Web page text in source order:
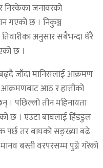
निस्केका जनावरको
गएको छ । निकुञ्ज
अनुसार सबैभन्दा धेरै
छ ।
बढ्दै जाँदा मानिसलाई आक्रमण
आठ र हात्तीको
पछिल्लो तीन महिनायता
छ । एउटा बाघलाई हिँडडुल
पर्छ तर बाघको सङ्ख्या बढे
बस्ती वरपरसम्म पुग्ने गरेको